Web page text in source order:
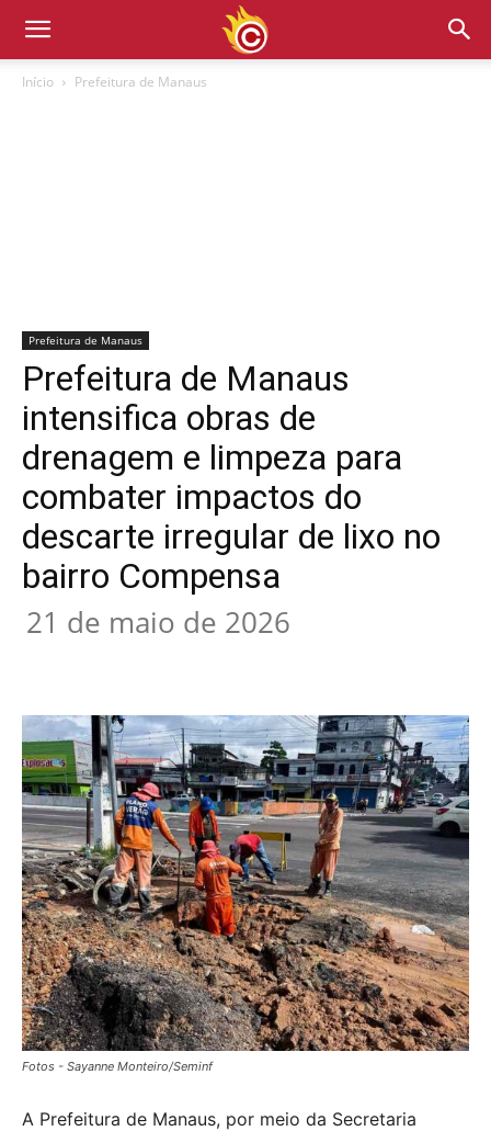
Início Prefeitura de Manaus
Prefeitura de Manaus
Prefeitura de Manaus
intensifica obras de
drenagem e limpeza para
combater impactos do
descarte irregular de lixo no
bairro Compensa
21 de maio de 2026
Fotos - Sayanne Monteiro/Seminf
A Prefeitura de Manaus, por meio da Secretaria